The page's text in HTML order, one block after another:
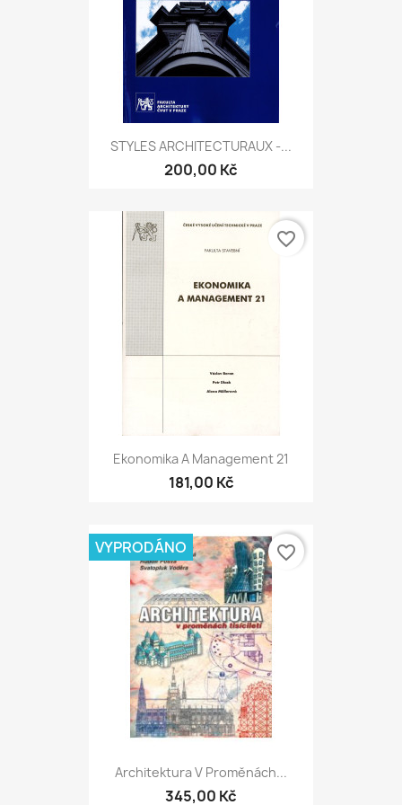
STYLES ARCHITECTURAUX -...
200,00 Kč
Ekonomika A Management 21
181,00 Kč
favorite_border
Architektura V Proměnách...
345,00 Kč
VYPRODÁNO favorite_border